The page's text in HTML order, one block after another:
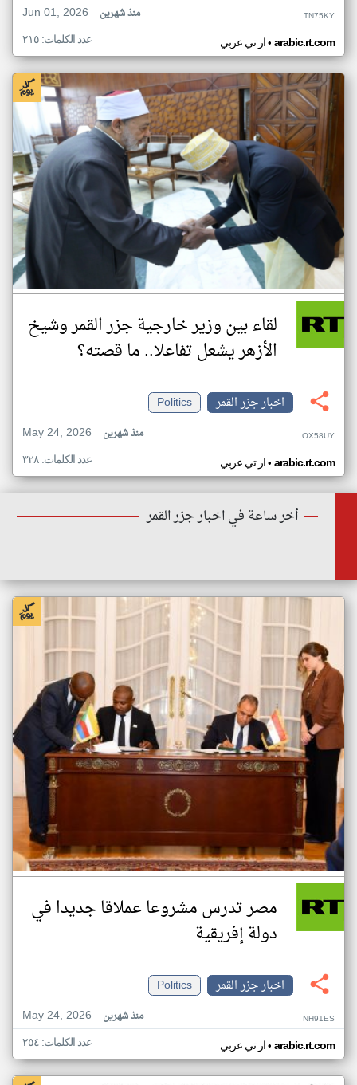
Jun 01, 2026
منذ شهرين TN75KY
ار تي عربي• arabic.rt.com عدد الكلمات: ٢١٥
لقاء بين وزير خارجية جزر القمر وشيخ
الأزهر يشعل تفاعلا.. ما قصته؟
اخبار جزر القمر
Politics
May 24, 2026
منذ شهرين OX58UY
ار تي عربي• arabic.rt.com عدد الكلمات: ٣٢٨
أخر ساعة في اخبار جزر القمر
مصر تدرس مشروعا عملاقا جديدا في
دولة إفريقية
اخبار جزر القمر
Politics
May 24, 2026
منذ شهرين NH91ES
ار تي عربي• arabic.rt.com عدد الكلمات: ٢٥٤